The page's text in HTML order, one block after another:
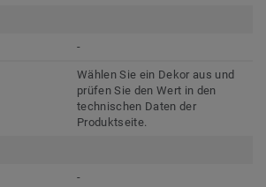
-
Wählen Sie ein Dekor aus und
prüfen Sie den Wert in den
technischen Daten der
Produktseite.
-